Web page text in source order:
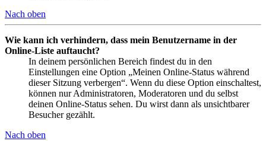
Nach oben
Wie kann ich verhindern, dass mein Benutzername in der
Online-Liste auftaucht?
In deinem persönlichen Bereich findest du in den
Einstellungen eine Option „Meinen Online-Status während
dieser Sitzung verbergen“. Wenn du diese Option einschaltest,
können nur Administratoren, Moderatoren und du selbst
deinen Online-Status sehen. Du wirst dann als unsichtbarer
Besucher gezählt.
Nach oben